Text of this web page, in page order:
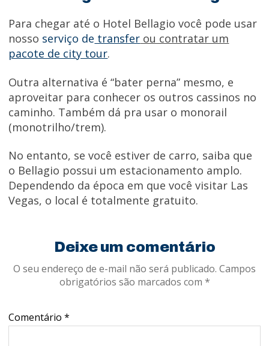
Para chegar até o Hotel Bellagio você pode usar
nosso serviço de transfer ou contratar um
pacote de city tour.
Outra alternativa é “bater perna” mesmo, e
aproveitar para conhecer os outros cassinos no
caminho. Também dá pra usar o monorail
(monotrilho/trem).
No entanto, se você estiver de carro, saiba que
o Bellagio possui um estacionamento amplo.
Dependendo da época em que você visitar Las
Vegas, o local é totalmente gratuito.
Deixe um comentário
O seu endereço de e-mail não será publicado. Campos
obrigatórios são marcados com *
Comentário*